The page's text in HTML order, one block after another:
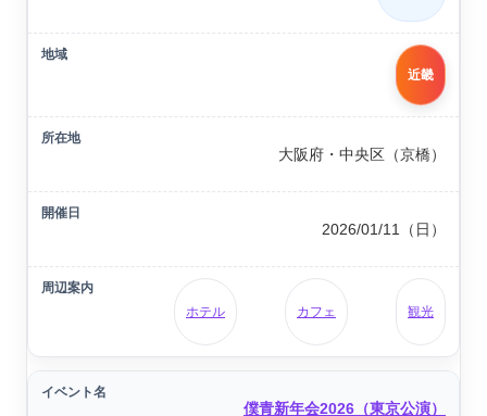
近畿
大阪府・中央区（京橋）
2026/01/11（日）
ホテル カフェ 観光
僕青新年会2026（東京公演）